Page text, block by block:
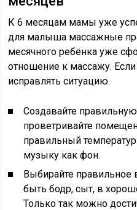
К 6 месяцам мамы уже
для малыша массажные
месячного ребёнка уже
отношение к массажу.
исправлять ситуацию.
Создавайте
проветривайте
правильный
музыку как фон.
Выбирайте
быть бодр, сыт, в
Только так можно